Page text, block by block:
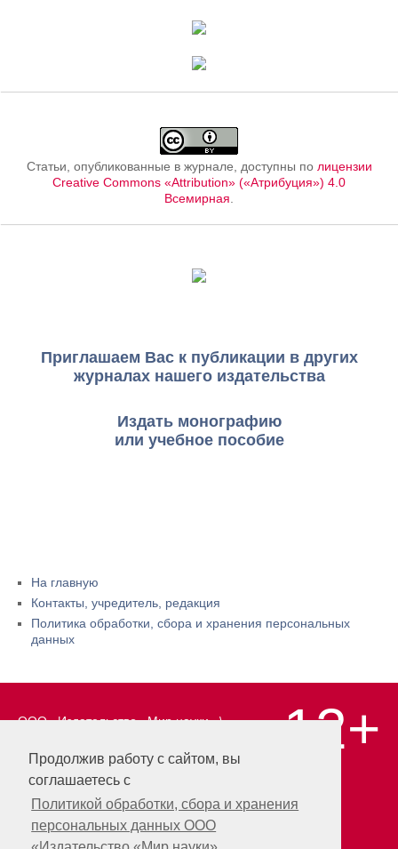
Продолжив работу с сайтом, вы
соглашаетесь с
Политикой обработки, сбора и хранения
персональных данных ООО
Статьи, опубликованные в журнале, доступны по лицензии
Creative Commons «Attribution» («Атрибуция») 4.0
Всемирная.
Приглашаем Вас к публикации в других
журналах нашего издательства
Издать монографию
или учебное пособие
На главную
Контакты, учредитель, редакция
Политика обработки, сбора и хранения персональных
данных
ООО «Издательство «Мир науки» \
LLC Материалы, размещенные на сайте,
охраняются Законом о защите авторских
прав. Публикация любых материалов
этого сайта запрещена без
предварительного согласования с
издательством. Авторские права на
12+